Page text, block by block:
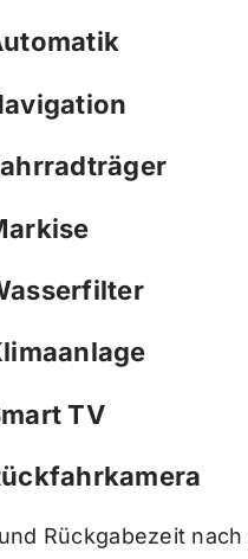
TV
Rückgabezeit